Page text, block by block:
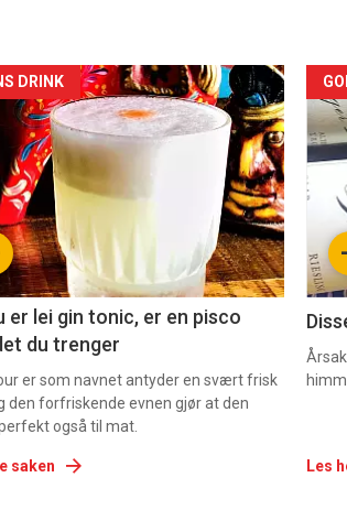
DRINK
er lei gin tonic, er en pisco
du trenger
er som navnet antyder en svært frisk
den forfriskende evnen gjør at den
også til mat.
saken
nå
3
Les